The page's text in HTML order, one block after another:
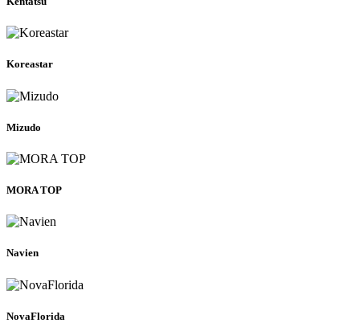
Koreastar
Mizudo
MORA TOP
Navien
NovaFlorida